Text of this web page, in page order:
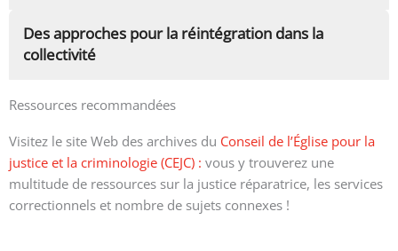
Des approches pour la réintégration dans la
collectivité
Ressources recommandées
Visitez le site Web des archives du Conseil de l’Église pour la
justice et la criminologie (CEJC) : vous y trouverez une
multitude de ressources sur la justice réparatrice, les services
correctionnels et nombre de sujets connexes !